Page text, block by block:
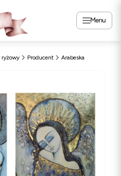
Menu
ryżowy Producent Arabeska